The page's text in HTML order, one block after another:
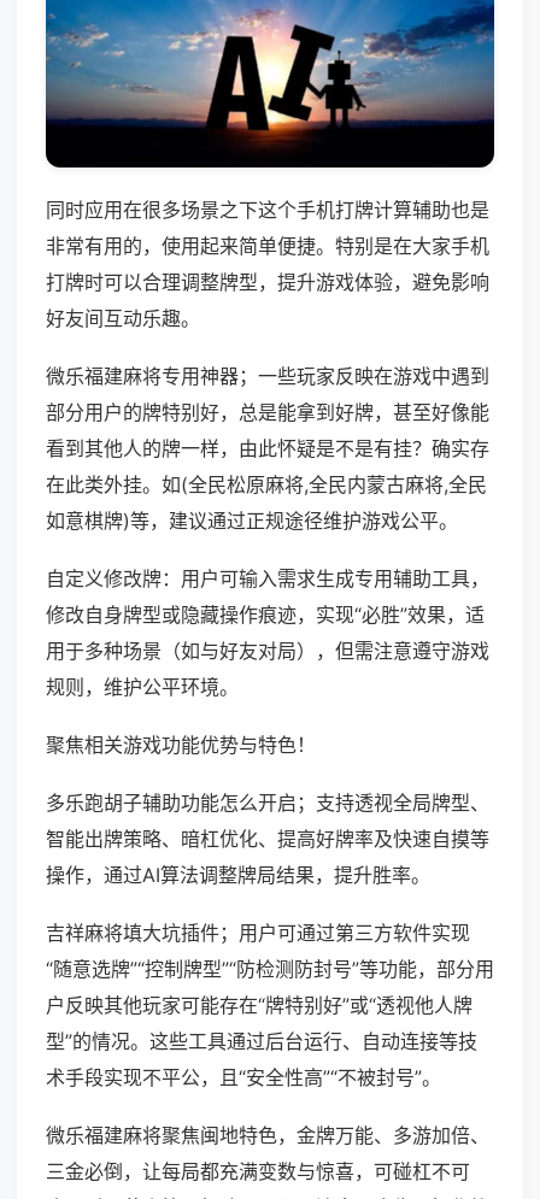
同时应用在很多场景之下这个手机打牌计算辅助也是
非常有用的，使用起来简单便捷。特别是在大家手机
打牌时可以合理调整牌型，提升游戏体验，避免影响
好友间互动乐趣。
微乐福建麻将专用神器；一些玩家反映在游戏中遇到
部分用户的牌特别好，总是能拿到好牌，甚至好像能
看到其他人的牌一样，由此怀疑是不是有挂？确实存
在此类外挂。如(全民松原麻将,全民内蒙古麻将,全民
如意棋牌)等，建议通过正规途径维护游戏公平。
自定义修改牌：用户可输入需求生成专用辅助工具，
修改自身牌型或隐藏操作痕迹，实现“必胜”效果，适
用于多种场景（如与好友对局），但需注意遵守游戏
规则，维护公平环境。
聚焦相关游戏功能优势与特色！
多乐跑胡子辅助功能怎么开启；支持透视全局牌型、
智能出牌策略、暗杠优化、提高好牌率及快速自摸等
操作，通过AI算法调整牌局结果，提升胜率。
吉祥麻将填大坑插件；用户可通过第三方软件实现
“随意选牌”“控制牌型”“防检测防封号”等功能，部分用
户反映其他玩家可能存在“牌特别好”或“透视他人牌
型”的情况。这些工具通过后台运行、自动连接等技
术手段实现不平公，且“安全性高”“不被封号”。
微乐福建麻将聚焦闽地特色，金牌万能、多游加倍、
三金必倒，让每局都充满变数与惊喜，可碰杠不可